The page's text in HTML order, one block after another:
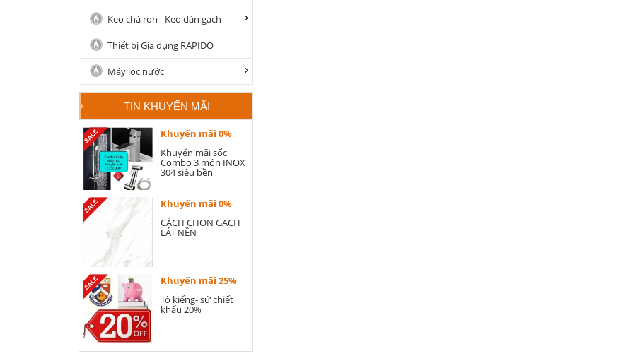
Keo chà ron - Keo dán gạch
Thiết bị Gia dụng RAPIDO
Máy lọc nước
TIN KHUYẾN MÃI
Khuyến mãi 0%
Khuyến mãi sốc
Combo 3 món INOX
304 siêu bền
Khuyến mãi 0%
CÁCH CHỌN GẠCH
LÁT NỀN
Khuyến mãi 25%
Tô kiếng- sứ chiết
khấu 20%